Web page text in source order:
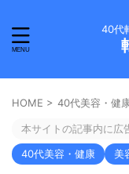
40代
HOME > 40代美容・健
本サイトの記事内に広
40代美容・健康
美